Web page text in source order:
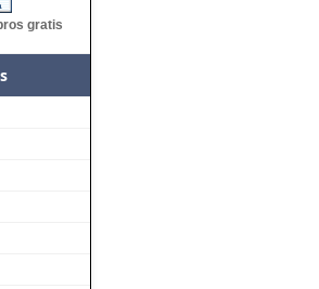
gratis